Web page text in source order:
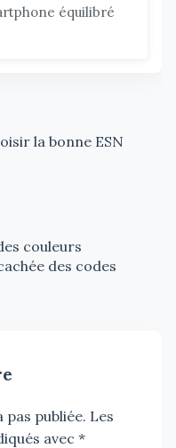
équilibré
la bonne ESN
couleurs
des codes
publiée. Les
avec *